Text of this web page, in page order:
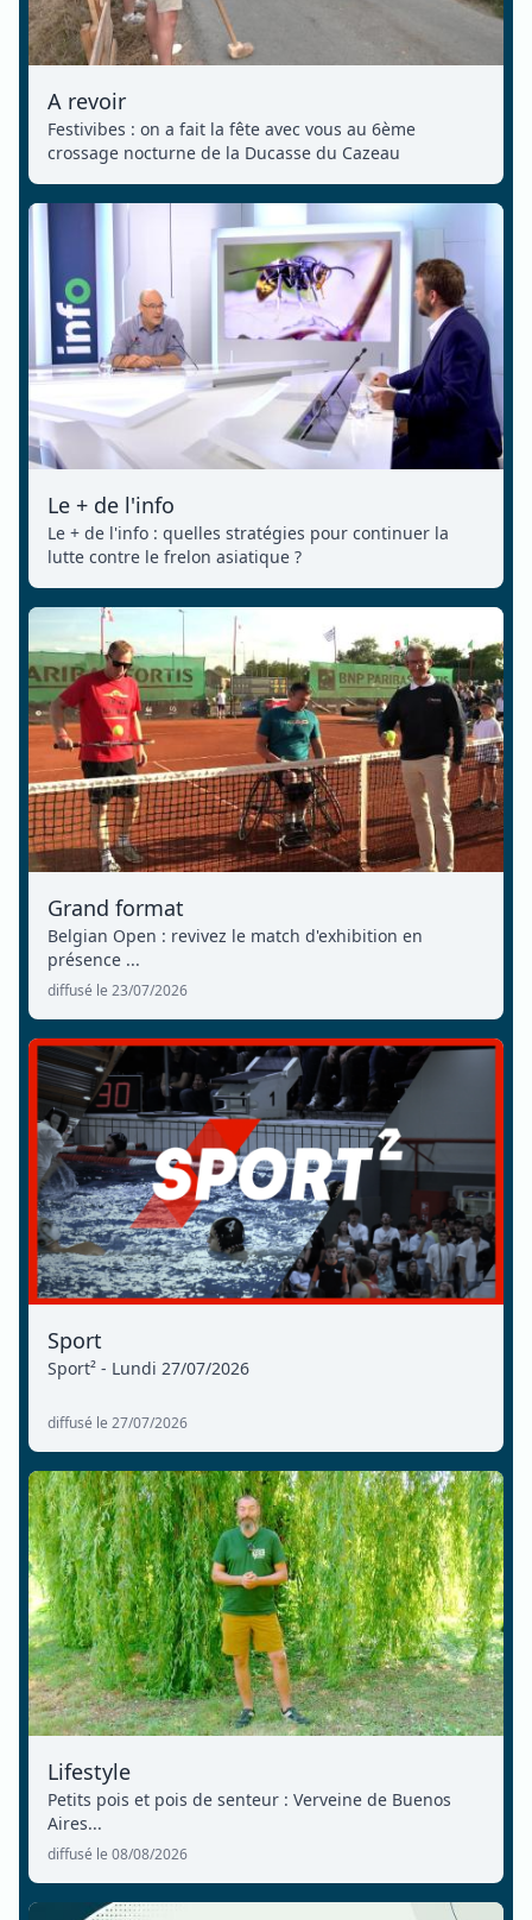
A revoir
Festivibes : on a fait la fête avec vous au 6ème
crossage nocturne de la Ducasse du Cazeau
Le + de l'info
Le + de l'info : quelles stratégies pour continuer la
lutte contre le frelon asiatique ?
Grand format
Belgian Open : revivez le match d'exhibition en
présence ...
diffusé le 23/07/2026
Sport
Sport² - Lundi 27/07/2026
diffusé le 27/07/2026
Lifestyle
Petits pois et pois de senteur : Verveine de Buenos
Aires...
diffusé le 08/08/2026